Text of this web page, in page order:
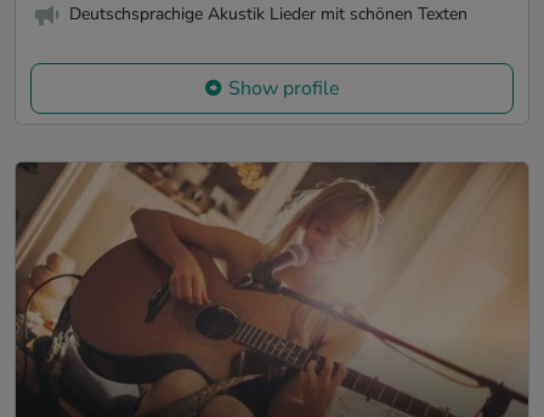
Deutschsprachige Akustik Lieder mit schönen Texten
Show profile